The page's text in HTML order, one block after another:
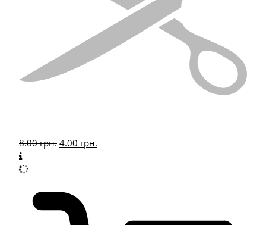
8.00грн. 4.00 грн.